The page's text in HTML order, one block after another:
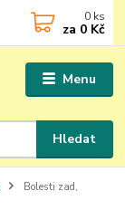
Menu
Hledat
0 ks
za 0 Kč
Bolesti zad,